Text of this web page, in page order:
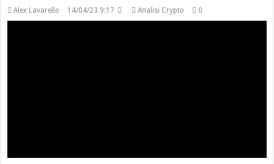
Alex Lavarello 14/04/23 9:17 Analisi Crypto 0